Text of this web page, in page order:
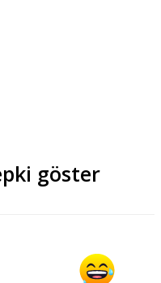
göster